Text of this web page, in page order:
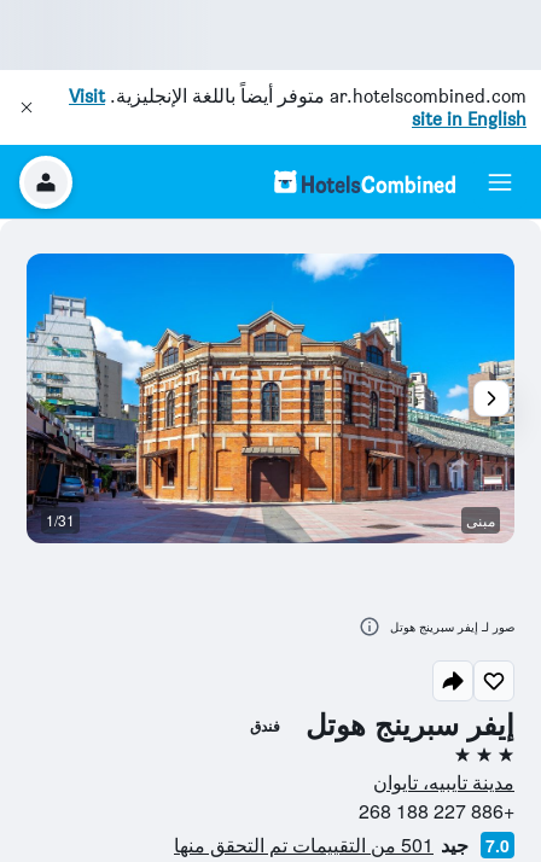
ar.hotelscombined.com متوفر أيضاً باللغة الإنجليزية.Visit
site in English
إيفر سبرينج هوتل فندق
3 نجوم
مدينة تايبيه، تايوان
+886 227 188 268
7.0 جيد 501 من التقييمات تم التحقق منها
مبنى 1/31
صور لـ إيفر سبرينج هوتل